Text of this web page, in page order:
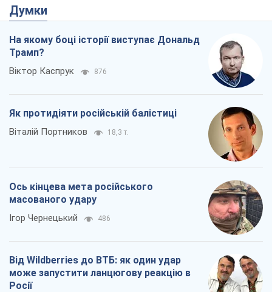
Думки
На якому боці історії виступає Дональд
Трамп?
Віктор Каспрук 876
Як протидіяти російській балістиці
Віталій Портников 18,3 т.
Ось кінцева мета російського
масованого удару
Ігор Чернецький 486
Від Wildberries до ВТБ: як один удар
може запустити ланцюгову реакцію в
Росії